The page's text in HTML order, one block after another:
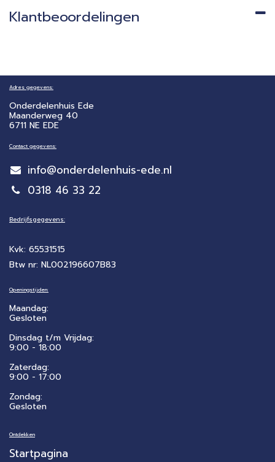
Klantbeoordelingen
Adres gegevens:
Onderdelenhuis Ede
Maanderweg 40
6711 NE EDE
Contact gegevens:
info@onderdelenhuis-ede.nl
0318 46 33 22
Bedrijfsgegevens:
Kvk: 65531515
Btw nr: NL002196607B83
Openingstijden:
Maandag:
Gesloten
Dinsdag t/m Vrijdag:
9:00 - 18:00
Zaterdag:
​9:00 - 17:00
Zondag:
Gesloten
Ontdekken
Startpagina